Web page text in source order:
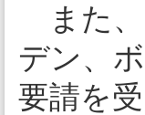
また、
デン、
要請を